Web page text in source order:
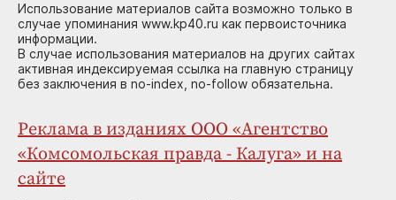
Использование материалов сайта возможно только в
случае упоминания www.kp40.ru как первоисточника
информации.
В случае использования материалов на других сайтах
активная индексируемая ссылка на главную страницу
без заключения в no-index, no-follow обязательна.
Реклама в изданиях ООО «Агентство
«Комсомольская правда - Калуга» и на
сайте